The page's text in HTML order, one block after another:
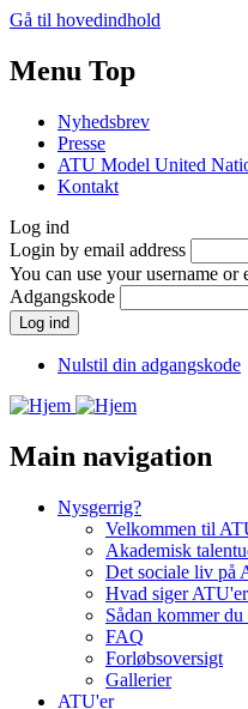
Gå til hovedindhold
Menu Top
Nyhedsbrev
Presse
ATU Model United
Kontakt
Log ind
Login by email address
You can use your username or
Adgangskode
Nulstil din adgangskode
Main navigation
Nysgerrig?
Velkommen til
Akademisk
Det sociale liv på
Hvad siger
Sådan kommer
FAQ
Forløbsoversigt
Gallerier
ATU'er